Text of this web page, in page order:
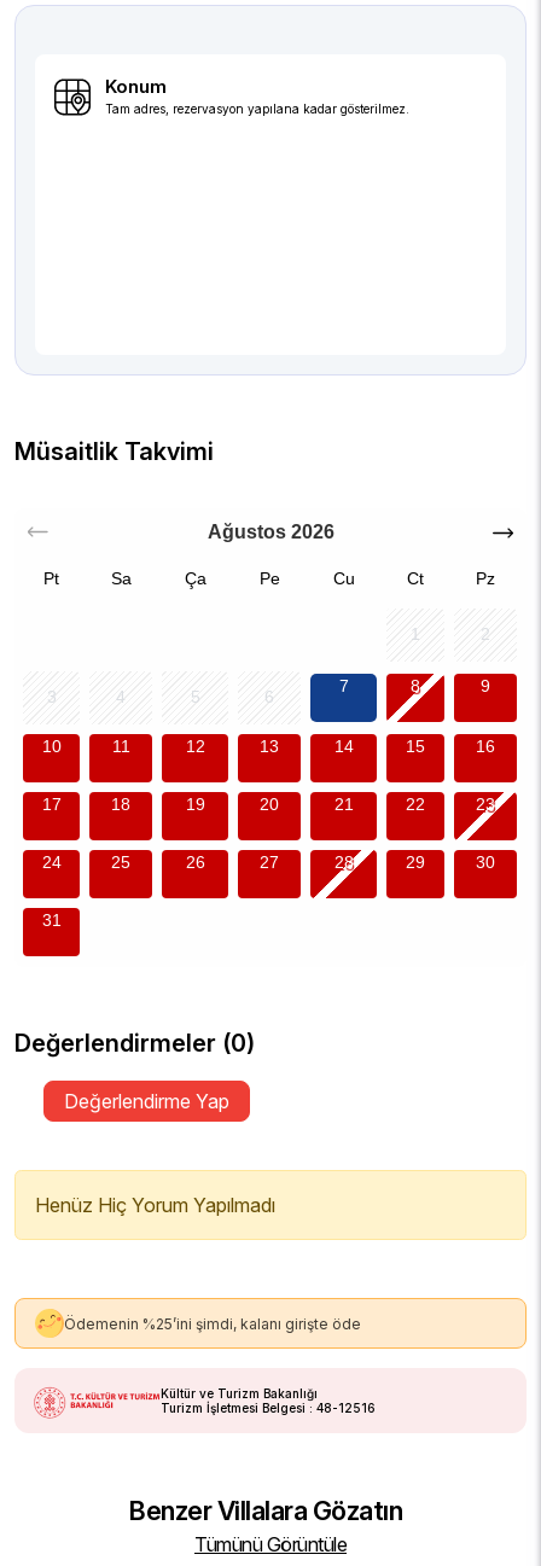
Konum
Tam adres, rezervasyon yapılana kadar gösterilmez.
Müsaitlik Takvimi
Ağustos 2026
Pt Sa Ça Pe Cu Ct Pz
1 2
3 4 5 6
7 8 9
10 11 12 13 14 15 16
17 18 19 20 21 22 23
24 25 26 27 28 29 30
31
Değerlendirmeler (0)
Değerlendirme Yap
Henüz Hiç Yorum Yapılmadı
Ödemenin %25’ini şimdi, kalanı girişte öde
Kültür ve Turizm Bakanlığı
Turizm İşletmesi Belgesi : 48-12516
Benzer Villalara Gözatın
Tümünü Görüntüle